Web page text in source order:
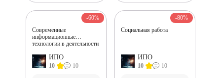
ИПО
10 10
Современные
информационные
технологии в деятельности
-60%
ИПО
10 10
Социальная работа
-80%